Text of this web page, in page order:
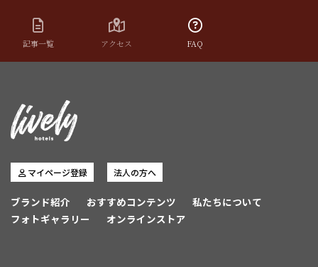
記事一覧 アクセス FAQ
マイページ登録 法人の方へ
ブランド紹介 おすすめコンテンツ
私たちについて
フォトギャラリー
オンラインストア